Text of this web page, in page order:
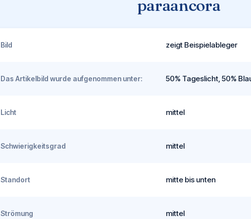
paraancora
Bild zeigt Beispielableger
Das Artikelbild wurde aufgenommen unter: 50% Tageslicht, 50%
Licht mittel
Schwierigkeitsgrad mittel
Standort mitte bis unten
Strömung mittel